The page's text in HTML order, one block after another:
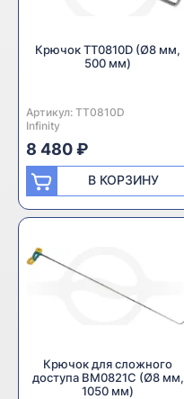
Крючок TT0810D (Ø8 мм,
500 мм)
Артикул: TT0810D
Производитель:
Infinity
8 480 ₽
В КОРЗИНУ
Крючок для сложного
доступа BM0821C (Ø8 мм,
1050 мм)